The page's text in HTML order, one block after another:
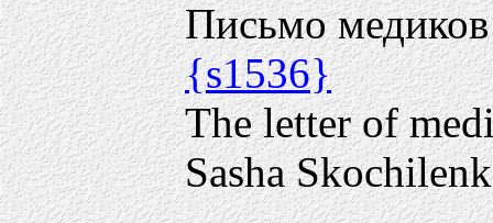
Письмо
{s1536}
The letter of
Sasha